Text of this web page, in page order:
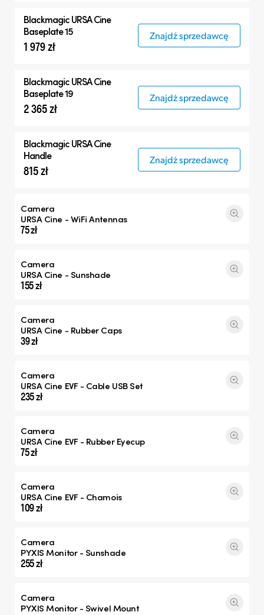
BlackmagicURSA Cine
Baseplate 15
1 979 zł
Znajdź sprzedawcę
BlackmagicURSA Cine
Baseplate 19
2 365 zł
Znajdź sprzedawcę
BlackmagicURSA Cine
Handle
815 zł
Znajdź sprzedawcę
Camera
URSA Cine - WiFi Antennas
75 zł
Camera
URSA Cine - Sunshade
155 zł
Camera
URSA Cine - Rubber Caps
39 zł
Camera
URSA Cine EVF - Cable USB Set
235 zł
Camera
URSA Cine EVF - Rubber Eyecup
75 zł
Camera
URSA Cine EVF - Chamois
109 zł
Camera
PYXIS Monitor - Sunshade
255 zł
Camera
PYXIS Monitor - Swivel Mount